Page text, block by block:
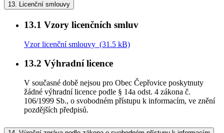
13. Licenční smlouvy
13.1 Vzory licenčních smluv
Vzor licenční smlouvy (31.5 kB)
13.2 Výhradní licence
V současné době nejsou pro Obec Čepřovice poskytnuty
žádné výhradní licence podle § 14a odst. 4 zákona č.
106/1999 Sb., o svobodném přístupu k informacím, ve znění
pozdějších předpisů.